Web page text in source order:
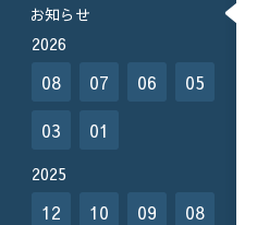
お知らせ
2026
08 07 06
05
03
01
2025
12 10 09
08